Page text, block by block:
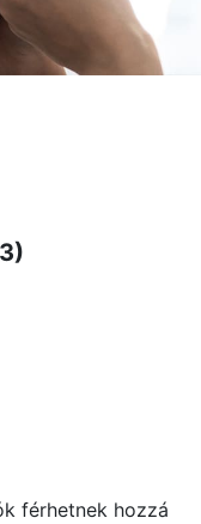
férhetnek hozzá